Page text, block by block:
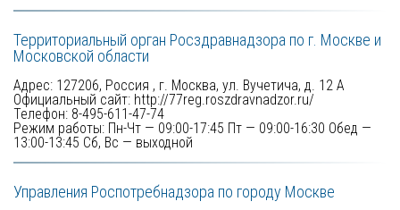
Территориальный орган Росздравнадзора по г. Москве и
Московской области
Адрес: 127206, Россия , г. Москва, ул. Вучетича, д. 12 А
Официальный сайт: http://77reg.roszdravnadzor.ru/
Телефон: 8-495-611-47-74
Режим работы: Пн-Чт — 09:00-17:45 Пт — 09:00-16:30 Обед —
13:00-13:45 Сб, Вс — выходной
Управления Роспотребнадзора по городу Москве